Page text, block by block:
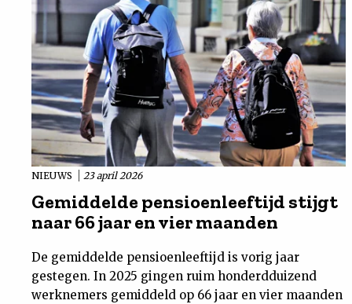
NIEUWS 23 april 2026
Gemiddelde pensioenleeftijd stijgt
naar 66 jaar en vier maanden
De gemiddelde pensioenleeftijd is vorig jaar
gestegen. In 2025 gingen ruim honderdduizend
werknemers gemiddeld op 66 jaar en vier maanden